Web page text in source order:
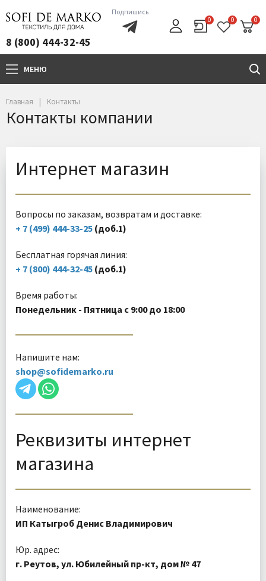
8 (800) 444-32-45
Подпишись
0 0 0
МЕНЮ
Главная Контакты
Контакты компании
Интернет магазин
Вопросы по заказам, возвратам и доставке:
+ 7 (499) 444-33-25 (доб.1)
Бесплатная горячая линия:
+ 7 (800) 444-32-45 (доб.1)
Время работы:
Понедельник - Пятница с 9:00до 18:00
Напишите нам:
shop@sofidemarko.ru
Реквизиты интернет
магазина
Наименование:
ИП Катыгроб Денис Владимирович
Юр. адрес:
г. Реутов, ул. Юбилейный пр-кт, дом № 47